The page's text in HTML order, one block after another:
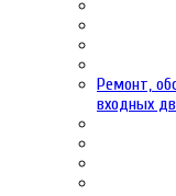
Ремонт,
входных